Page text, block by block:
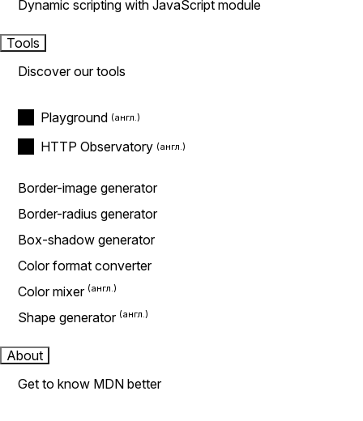
Dynamic scripting with JavaScript module
Tools
Discover our tools
Playground
HTTP Observatory
Border-image generator
Border-radius generator
Box-shadow generator
Color format converter
Color mixer
Shape generator
About
Get to know MDN better